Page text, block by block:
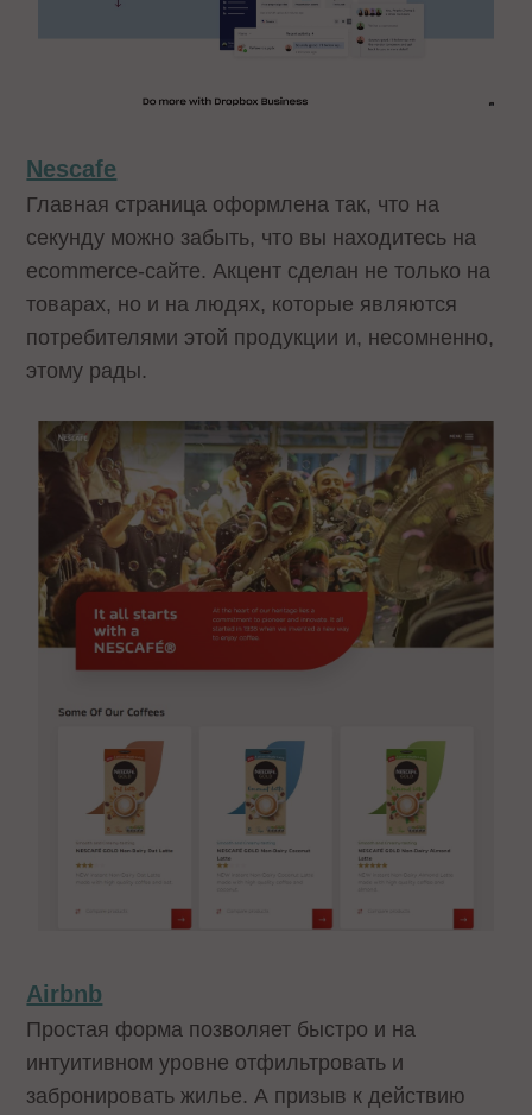
Nescafe
Главная страница оформлена так, что на
секунду можно забыть, что вы находитесь на
ecommerce-сайте. Акцент сделан не только на
товарах, но и на людях, которые являются
потребителями этой продукции и, несомненно,
этому рады.
Airbnb
Простая форма позволяет быстро и на
интуитивном уровне отфильтровать и
забронировать жилье. А призыв к действию